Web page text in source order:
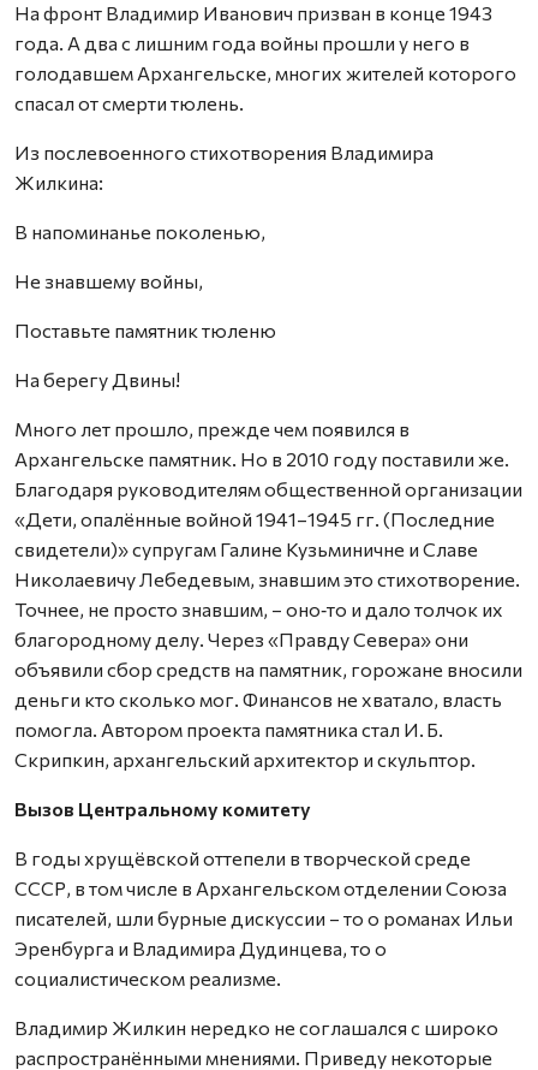
На фронт Владимир Иванович призван в конце 1943
года. А два с лишним года войны прошли у него в
голодавшем Архангельске, многих жителей которого
спасал от смерти тюлень.
Из послевоенного стихотворения Владимира
Жилкина:
В напоминанье поколенью,
Не знавшему войны,
Поставьте памятник тюленю
На берегу Двины!
Много лет прошло, прежде чем появился в
Архангельске памятник. Но в 2010 году поставили же.
Благодаря руководителям общественной организации
«Дети, опалённые войной 1941–1945 гг. (Последние
свидетели)» супругам Галине Кузьминичне и Славе
Николаевичу Лебедевым, знавшим это стихотворение.
Точнее, не просто знавшим, – оно‑то и дало толчок их
благородному делу. Через «Правду Севера» они
объявили сбор средств на памятник, горожане вносили
деньги кто сколько мог. Финансов не хватало, власть
помогла. Автором проекта памятника стал И. Б.
Скрипкин, архангельский архитектор и скульптор.
Вызов Центральному комитету
В годы хрущёвской оттепели в творческой среде
СССР, в том числе в Архангельском отделении Союза
писателей, шли бурные дискуссии – то о романах Ильи
Эренбурга и Владимира Дудинцева, то о
социалистическом реализме.
Владимир Жилкин нередко не соглашался с широко
распространёнными мнениями. Приведу некоторые